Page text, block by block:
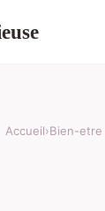
Accueil›Bien-etre